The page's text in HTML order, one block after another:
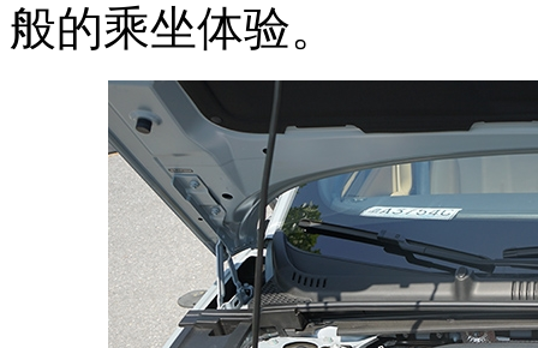
般的乘坐体验。